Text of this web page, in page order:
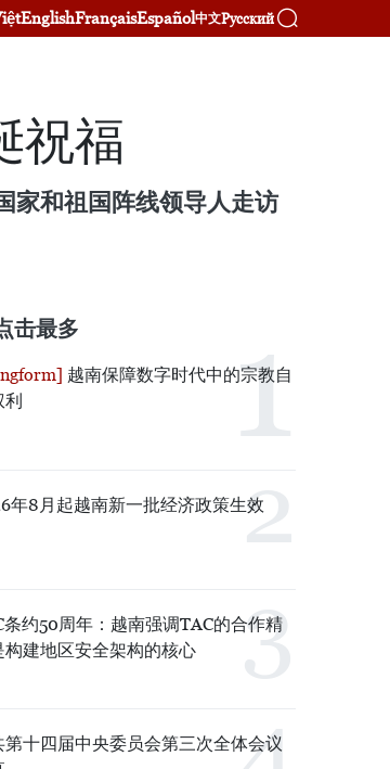
EnglishFrançaisEspañol中文Русский
祝福
家和祖国阵线领导人走访
击最多
越南保障数字时代中的宗教自
利
年8月起越南新一批经济政策生效
条约50周年：越南强调TAC的合作精
构建地区安全架构的核心
第十四届中央委员会第三次全体会议